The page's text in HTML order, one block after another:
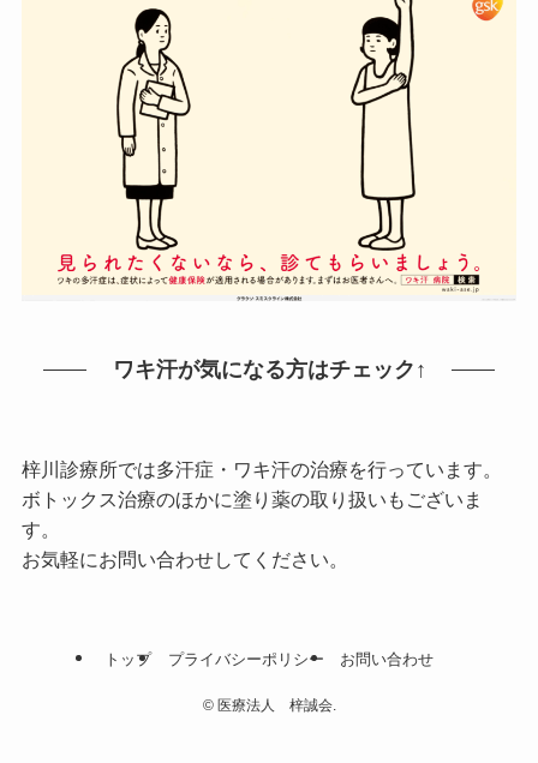
ワキ汗が気になる方はチェック↑
梓川診療所では多汗症・ワキ汗の治療を行っています。
ボトックス治療のほかに塗り薬の取り扱いもございま
す。
お気軽にお問い合わせしてください。
トップ プライバシーポリシー お問い合わせ
©医療法人 梓誠会.